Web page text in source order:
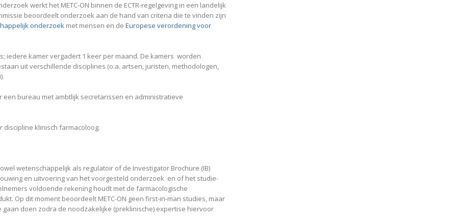
werkt het METC-ON binnen de ECTR-regelgeving in een landelijk
beoordeelt onderzoek aan de hand van criteria die te vinden zijn
onderzoek met mensen en de Europese verordening voor
iedere kamer vergadert 1 keer per maand. De kamers worden
uit verschillende disciplines (o.a. artsen, juristen, methodologen,
een bureau met ambtlijk secretarissen en administratieve
discipline klinisch farmacoloog.
wetenschappelijk als regulatoir of de Investigator Brochure (IB)
en uitvoering van het voorgesteld onderzoek en of het studie-
voldoende rekening houdt met de farmacologische
Op dit moment beoordeelt METC-ON geen first-in-man studies, maar
gaan doen zodra de noodzakelijke (preklinische) expertise hiervoor